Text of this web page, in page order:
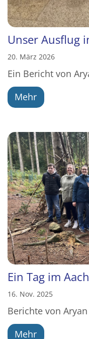
Unser Ausflug
20. März 2026
Ein Bericht von
Mehr
Ein Tag im
16. Nov. 2025
Berichte von
Mehr